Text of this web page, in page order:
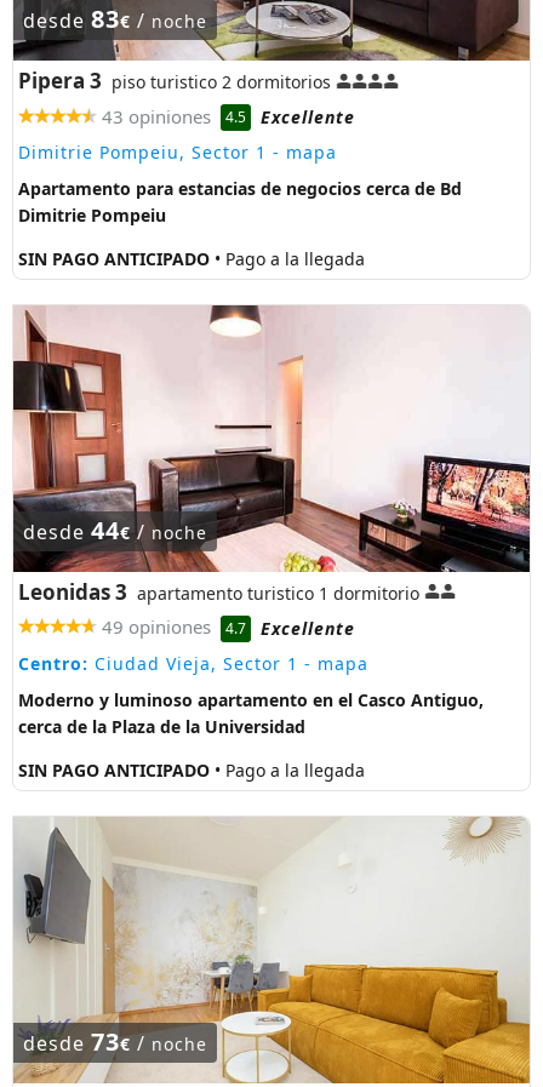
desde 83€ / noche
Pipera 3 piso turistico 2 dormitorios
43 opiniones 4.5
Excellente
Dimitrie Pompeiu, Sector 1 - mapa
Apartamento para estancias de negocios cerca de Bd
Dimitrie Pompeiu
SIN PAGO ANTICIPADO • Pago a la llegada
desde 44€/ noche
Leonidas 3 apartamento turistico 1 dormitorio
49 opiniones 4.7
Excellente
Centro: Ciudad Vieja, Sector 1 - mapa
Moderno y luminoso apartamento en el Casco Antiguo,
cerca de la Plaza de la Universidad
SIN PAGO ANTICIPADO • Pago a la llegada
desde 73€/ noche